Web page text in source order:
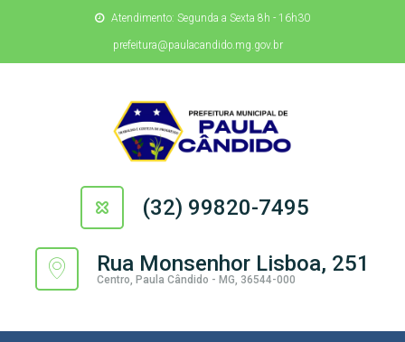
Atendimento: Segunda a Sexta 8h - 16h30
prefeitura@paulacandido.mg.gov.br
(32) 99820-7495
Rua Monsenhor Lisboa, 251
Centro, Paula Cândido - MG, 36544-000